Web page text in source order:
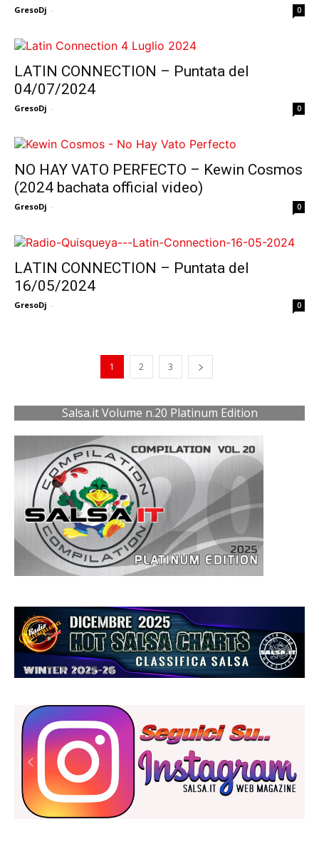
GresoDj - 0
LATIN CONNECTION – Puntata del
04/07/2024
GresoDj - 0
NO HAY VATO PERFECTO – Kewin Cosmos
(2024 bachata official video)
GresoDj - 0
LATIN CONNECTION – Puntata del
16/05/2024
GresoDj - 0
1 2 3
Salsa.it Volume n.20 Platinum Edition